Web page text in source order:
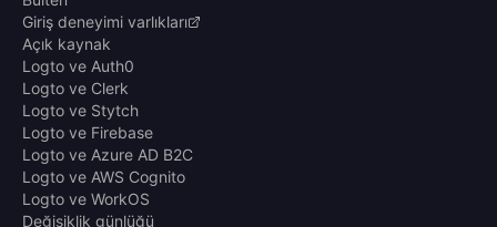
Giriş deneyimi varlıkları
Açık kaynak
Logto ve Auth0
Logto ve Clerk
Logto ve Stytch
Logto ve Firebase
Logto ve Azure AD B2C
Logto ve AWS Cognito
Logto ve WorkOS
Değişiklik günlüğü